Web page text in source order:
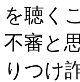
を聴く
不審と
りつけ